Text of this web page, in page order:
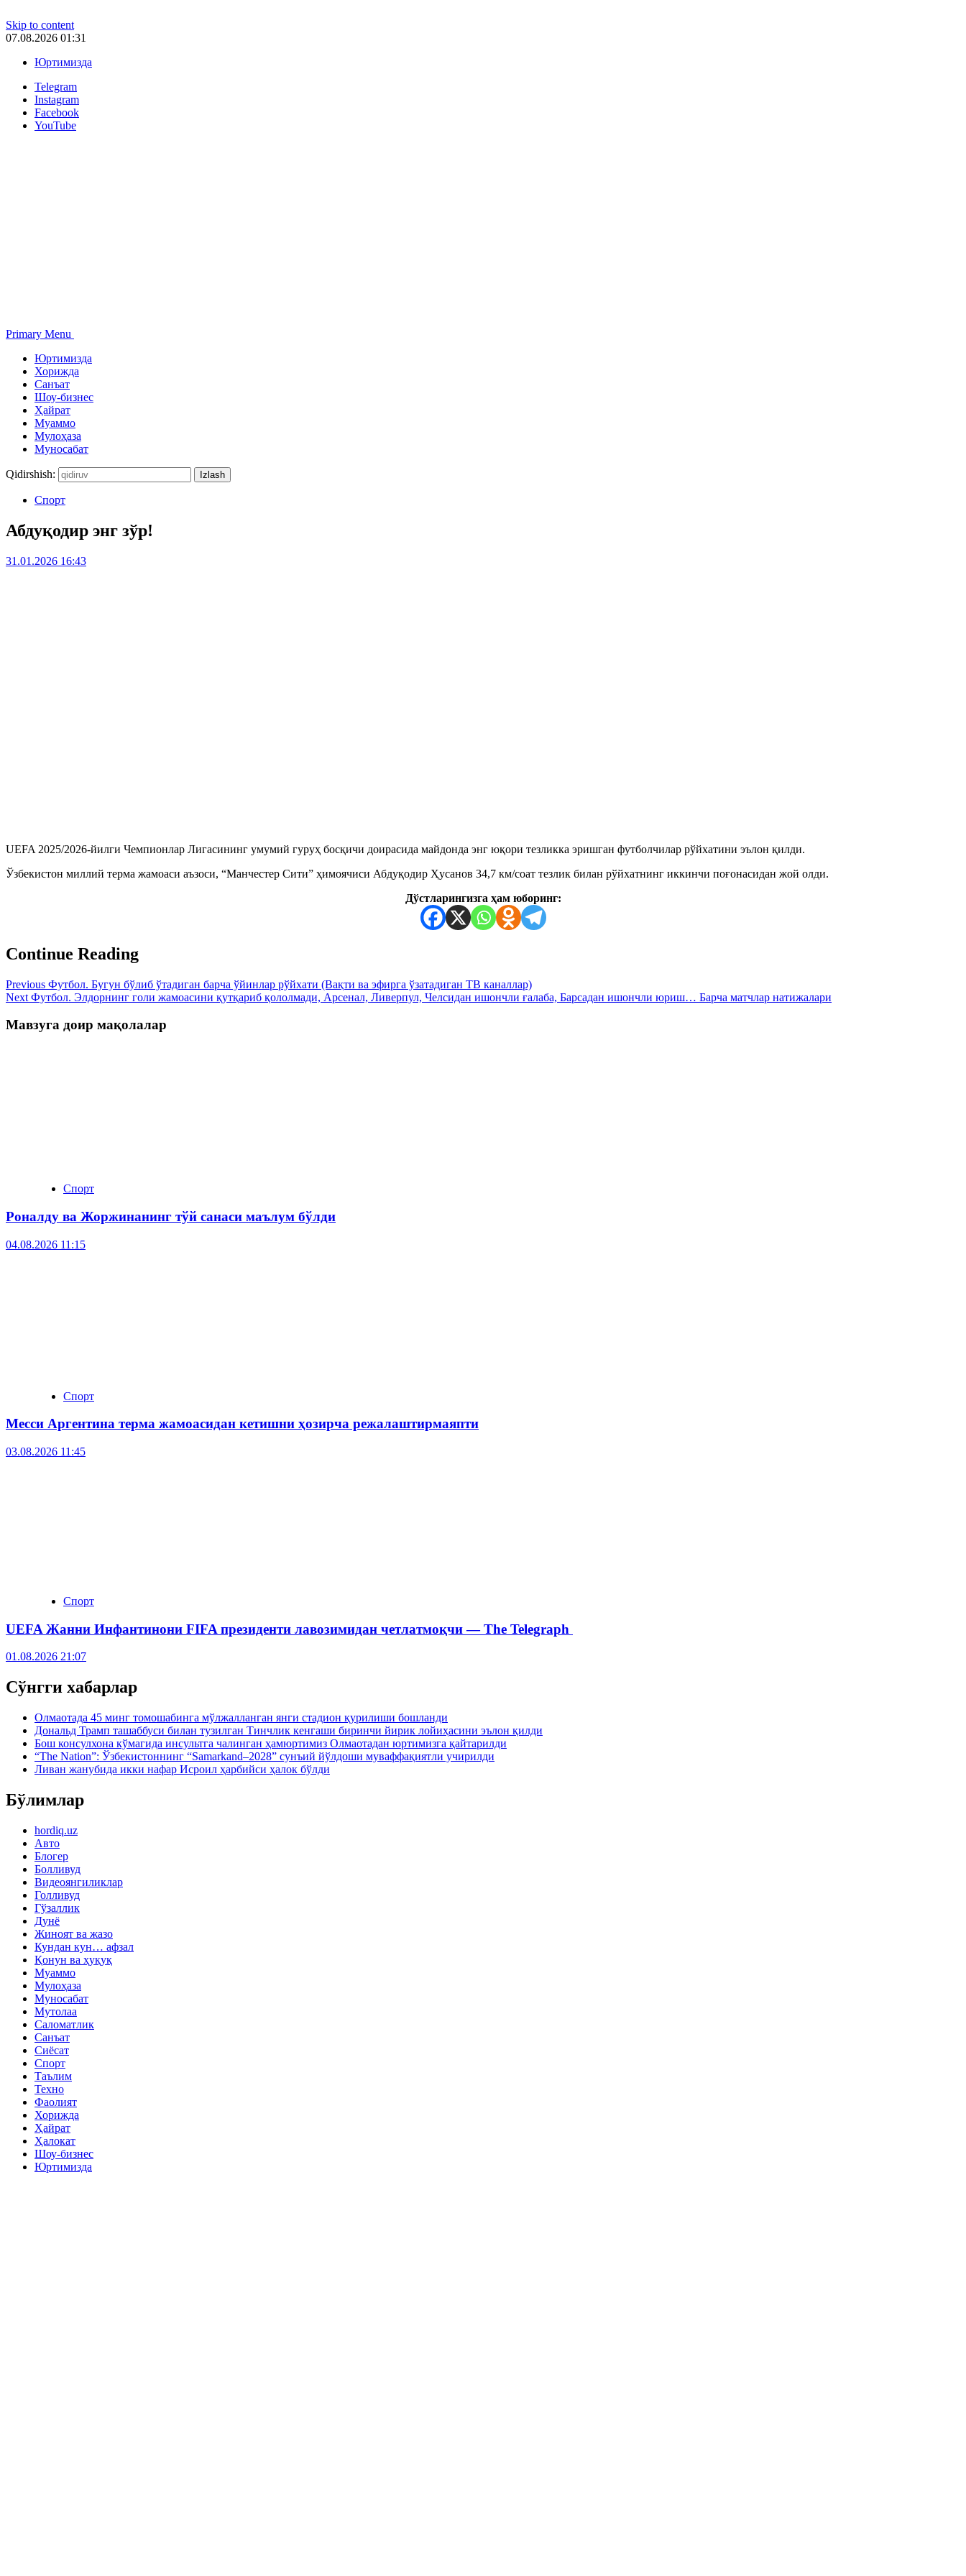
Skip to content
07.08.2026 01:31
Юртимизда
Telegram
Instagram
Facebook
YouTube
Primary Menu
Юртимизда
Хорижда
Санъат
Шоу-бизнес
Ҳайрат
Муаммо
Мулоҳаза
Муносабат
Qidirshish:
Спорт
Абдуқодир энг зўр!
31.01.2026 16:43
UEFA 2025/2026-йилги Чемпионлар Лигасининг умумий гуруҳ босқичи доирасида майдонда энг юқори тезликка эришган футболчилар рўйхатини эълон қилди.
Ўзбекистон миллий терма жамоаси аъзоси, “Манчестер Сити” ҳимоячиси Абдуқодир Ҳусанов 34,7 км/соат тезлик билан рўйхатнинг иккинчи поғонасидан жой олди.
Дўстларингизга ҳам юборинг:
Continue Reading
Previous Футбол. Бугун бўлиб ўтадиган барча ўйинлар рўйхати (Вақти ва эфирга ўзатадиган ТВ каналлар)
Next Футбол. Элдорнинг голи жамоасини қутқариб қололмади, Арсенал, Ливерпул, Челсидан ишончли ғалаба, Барсадан ишончли юриш… Барча матчлар натижалари
Мавзуга доир мақолалар
Спорт
Роналду ва Жоржинанинг тўй санаси маълум бўлди
04.08.2026 11:15
Спорт
Месси Аргентина терма жамоасидан кетишни ҳозирча режалаштирмаяпти
03.08.2026 11:45
Спорт
UEFA Жанни Инфантинони FIFA президенти лавозимидан четлатмоқчи — The Telegraph
01.08.2026 21:07
Сўнгги хабарлар
Олмаотада 45 минг томошабинга мўлжалланган янги стадион қурилиши бошланди
Дональд Трамп ташаббуси билан тузилган Тинчлик кенгаши биринчи йирик лойиҳасини эълон қилди
Бош консулхона кўмагида инсультга чалинган ҳамюртимиз Олмаотадан юртимизга қайтарилди
“The Nation”: Ўзбекистоннинг “Samarkand–2028” сунъий йўлдоши муваффақиятли учирилди
Ливан жанубида икки нафар Исроил ҳарбийси ҳалок бўлди
Бўлимлар
hordiq.uz
Авто
Блогер
Болливуд
Видеоянгиликлар
Голливуд
Гўзаллик
Дунё
Жиноят ва жазо
Кундан кун… афзал
Қонун ва ҳуқуқ
Муаммо
Мулоҳаза
Муносабат
Мутолаа
Саломатлик
Санъат
Сиёсат
Спорт
Таълим
Техно
Фаолият
Хорижда
Ҳайрат
Ҳалокат
Шоу-бизнес
Юртимизда